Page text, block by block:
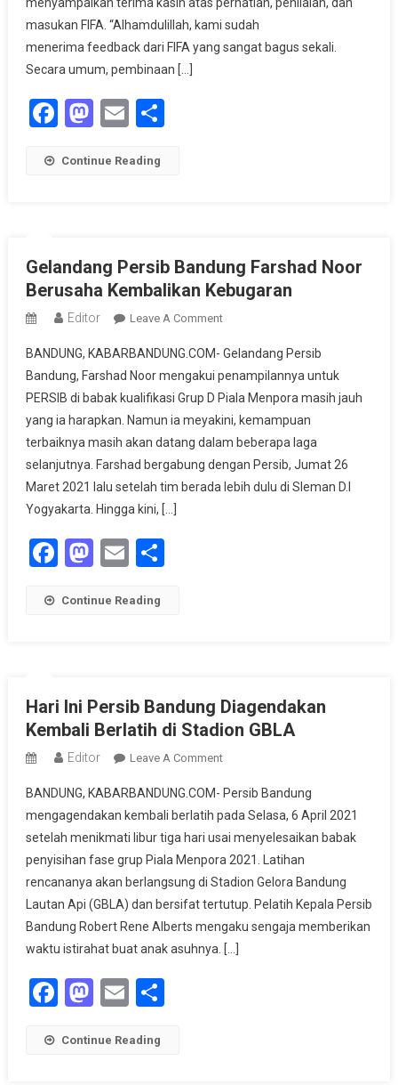
menyampaikan terima kasih atas perhatian, penilaian, dan
masukan FIFA. “Alhamdulillah, kami sudah
menerima feedback dari FIFA yang sangat bagus sekali.
Secara umum, pembinaan […]
Facebook
Mastodon
Email
Continue Reading
Gelandang Persib Bandung Farshad Noor
Berusaha Kembalikan Kebugaran
Editor Leave A CommentOn
Persib
Bandung
Farshad
Noor
Berusaha
Kembalikan
Kebugaran
BANDUNG, KABARBANDUNG.COM- Gelandang Persib
Bandung, Farshad Noor mengakui penampilannya untuk
PERSIB di babak kualifikasi Grup D Piala Menpora masih jauh
yang ia harapkan. Namun ia meyakini, kemampuan
terbaiknya masih akan datang dalam beberapa laga
selanjutnya. Farshad bergabung dengan Persib, Jumat 26
Maret 2021 lalu setelah tim berada lebih dulu di Sleman D.I
Yogyakarta. Hingga kini, […]
Facebook
Mastodon
Email
Continue Reading
Hari Ini Persib Bandung Diagendakan
Kembali Berlatih di Stadion GBLA
Editor Leave A CommentOn
Ini
Persib
Bandung
Diagendakan
Kembali
Berlatih
Di
Stadion
BANDUNG, KABARBANDUNG.COM- Persib Bandung
mengagendakan kembali berlatih pada Selasa, 6 April 2021
setelah menikmati libur tiga hari usai menyelesaikan babak
penyisihan fase grup Piala Menpora 2021. Latihan
rencananya akan berlangsung di Stadion Gelora Bandung
Lautan Api (GBLA) dan bersifat tertutup. Pelatih Kepala Persib
Bandung Robert Rene Alberts mengaku sengaja memberikan
waktu istirahat buat anak asuhnya. […]
Facebook
Mastodon
Email
Continue Reading